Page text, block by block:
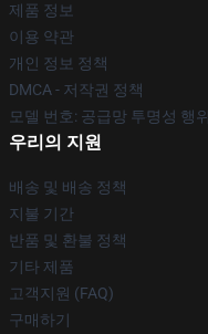
제품 정보
이용 약관
개인 정보 정책
DMCA - 저작권 정책
모델 번호: 공급망 투명성 행위
우리의 지원
배송 및 배송 정책
지불 기간
반품 및 환불 정책
기타 제품
고객지원 (FAQ)
구매하기